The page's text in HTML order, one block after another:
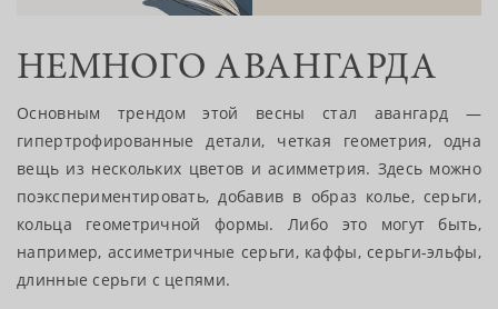
НЕМНОГО АВАНГАРДА
Основным трендом этой весны стал авангард —
гипертрофированные детали, четкая геометрия, одна
вещь из нескольких цветов и асимметрия. Здесь можно
поэкспериментировать, добавив в образ колье, серьги,
кольца геометричной формы. Либо это могут быть,
например, ассиметричные серьги, каффы, серьги-эльфы,
длинные серьги с цепями.